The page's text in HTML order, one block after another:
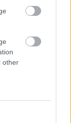
other
Λιβυκό